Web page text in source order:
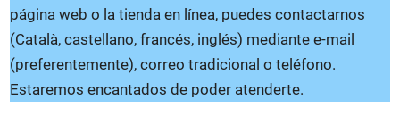
página web o la tienda en línea, puedes contactarnos
(Català, castellano, francés, inglés) mediante e-mail
(preferentemente), correo tradicional o teléfono.
Estaremos encantados de poder atenderte.